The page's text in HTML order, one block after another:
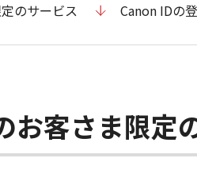
のサービス Canon IDの
お客さま限定